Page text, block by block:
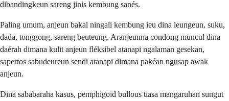
dibandingkeun sareng jinis kembung sanés.
Paling umum, anjeun bakal ningali kembung ieu dina leungeun, suku,
dada, tonggong, sareng beuteung. Aranjeunna condong muncul dina
daérah dimana kulit anjeun fléksibel atanapi ngalaman gesekan,
sapertos sabudeureun sendi atanapi dimana pakéan ngusap awak
anjeun.
Dina sababaraha kasus, pemphigoid bullous tiasa mangaruhan sungut